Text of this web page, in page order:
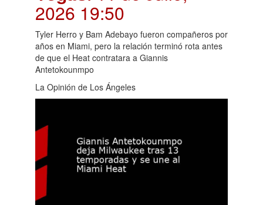
2026 19:50
Tyler Herro y Bam Adebayo fueron compañeros por
años en Miami, pero la relación terminó rota antes
de que el Heat contratara a Giannis
Antetokounmpo
La Opinión de Los Ángeles